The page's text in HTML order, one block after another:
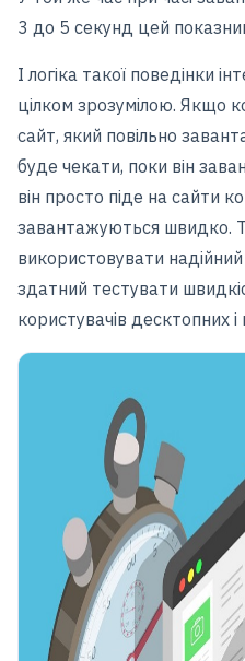
3 до 5 секунд цей
І логіка такої поведінки
цілком зрозумілою. Якщо
сайт, який повільно
буде чекати, поки він
він просто піде на сайти
завантажуються швидко.
використовувати
здатний тестувати
користувачів десктопних і